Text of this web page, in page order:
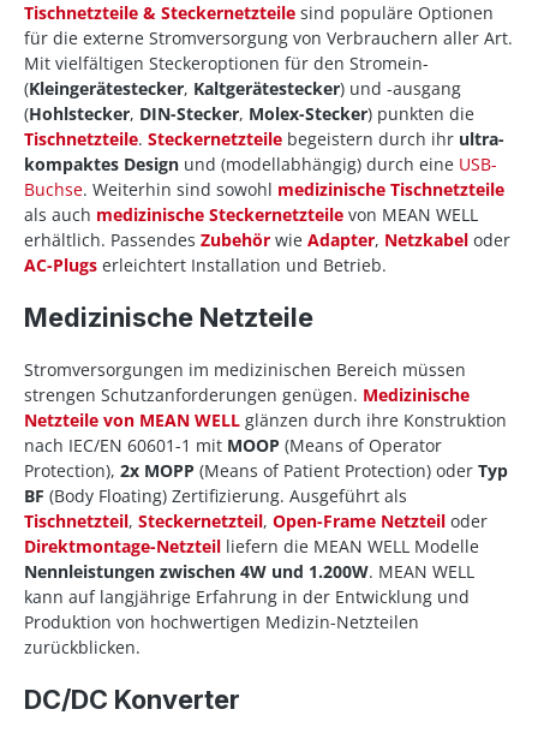
Tischnetzteile & Steckernetzteile sind populäre Optionen
für die externe Stromversorgung von Verbrauchern aller Art.
Mit vielfältigen Steckeroptionen für den Stromein-
(Kleingerätestecker, Kaltgerätestecker) und -ausgang
(Hohlstecker, DIN-Stecker, Molex-Stecker) punkten die
Tischnetzteile. Steckernetzteile begeistern durch ihr ultra-
kompaktes Design und (modellabhängig) durch eine USB-
Buchse. Weiterhin sind sowohl medizinische Tischnetzteile
als auch medizinische Steckernetzteile von MEAN WELL
erhältlich. Passendes Zubehör wie Adapter, Netzkabel oder
AC-Plugs erleichtert Installation und Betrieb.
Medizinische Netzteile
Stromversorgungen im medizinischen Bereich müssen
strengen Schutzanforderungen genügen. Medizinische
Netzteile von MEAN WELL glänzen durch ihre Konstruktion
nach IEC/EN 60601-1 mit MOOP (Means of Operator
Protection), 2x MOPP (Means of Patient Protection) oder Typ
BF (Body Floating) Zertifizierung. Ausgeführt als
Tischnetzteil, Steckernetzteil, Open-Frame Netzteil oder
Direktmontage-Netzteil liefern die MEAN WELL Modelle
Nennleistungen zwischen 4W und 1.200W. MEAN WELL
kann auf langjährige Erfahrung in der Entwicklung und
Produktion von hochwertigen Medizin-Netzteilen
zurückblicken.
DC/DC Konverter